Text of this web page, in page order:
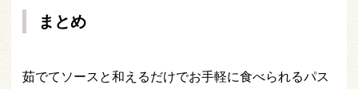
まとめ
茹でてソースと和えるだけでお手軽に食べられるパス